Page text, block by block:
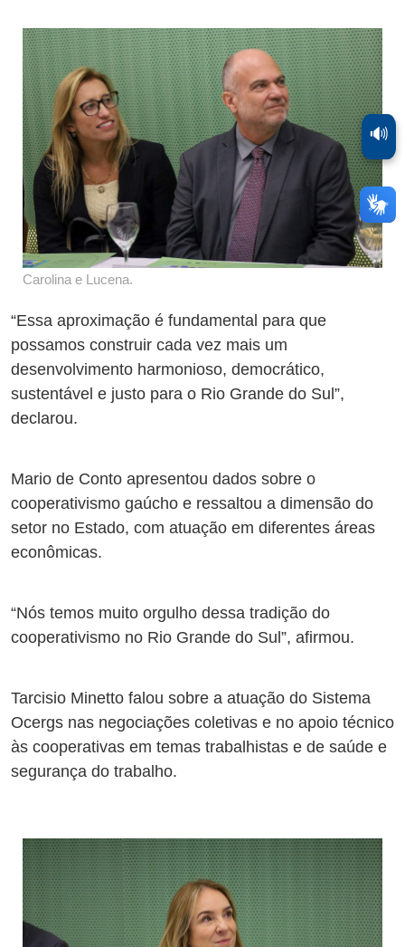
Carolina e Lucena.
“Essa aproximação é fundamental para que
possamos construir cada vez mais um
desenvolvimento harmonioso, democrático,
sustentável e justo para o Rio Grande do Sul”,
declarou.
Mario de Conto apresentou dados sobre o
cooperativismo gaúcho e ressaltou a dimensão do
setor no Estado, com atuação em diferentes áreas
econômicas.
“Nós temos muito orgulho dessa tradição do
cooperativismo no Rio Grande do Sul”, afirmou.
Tarcisio Minetto falou sobre a atuação do Sistema
Ocergs nas negociações coletivas e no apoio técnico
às cooperativas em temas trabalhistas e de saúde e
segurança do trabalho.
🔊